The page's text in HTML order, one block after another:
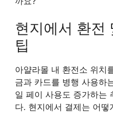
현지에서 환전
팁
아얄라몰 내 환전소 위치
금과 카드를 병행 사용하
일 페이 사용도 증가하는
다. 현지에서 결제는 어떻